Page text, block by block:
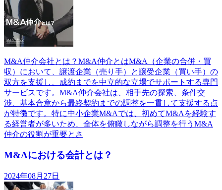
M&A仲介会社とは？M&A仲介とはM&A（企業の合併・買
収）において、譲渡企業（売り手）と譲受企業（買い手）の
双方を支援し、成約までを中立的な立場でサポートする専門
サービスです。M&A仲介会社は、相手先の探索、条件交
渉、基本合意から最終契約までの調整を一貫して支援する点
が特徴です。特に中小企業M&Aでは、初めてM&Aを経験す
る経営者が多いため、全体を俯瞰しながら調整を行うM&A
仲介の役割が重要とさ
M&Aにおける会計とは？
2024年08月27日